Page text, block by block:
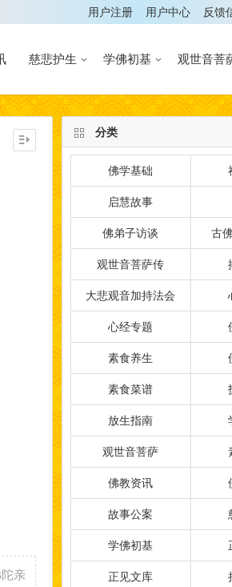
用户注册 用户中心 反馈
慈悲护生 学佛初基 观世音菩
亲
分类
佛学基础
启慧故事
佛弟子访谈 古
观世音菩萨传
大悲观音加持法会
心经专题
素食养生
素食菜谱
放生指南
观世音菩萨
佛教资讯
故事公案
学佛初基
正见文库